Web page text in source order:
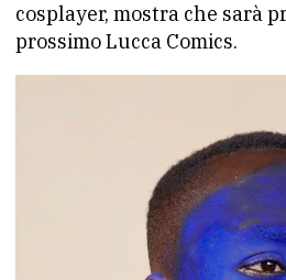
cosplayer, mostra che sarà
prossimo Lucca Comics.